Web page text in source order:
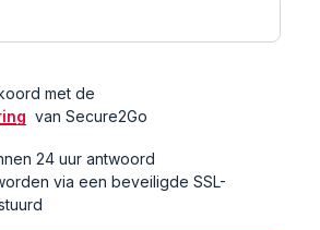
met de
van Secure2Go
24 uur antwoord
via een beveiligde SSL-